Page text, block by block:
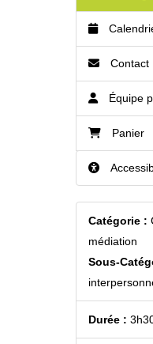
Contact
Équipe
Panier
Catégorie :
médiation
Sous-
Durée :